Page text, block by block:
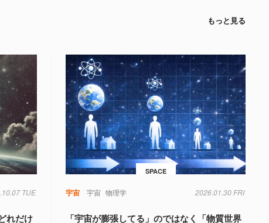
もっと見る
TUE
れだけ
SPACE
宇宙 宇宙 物理学 2026.01.30 FRI
「宇宙が膨張してる」のではなく「物質世界